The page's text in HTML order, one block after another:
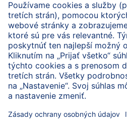
Ochrana
Cookies a pravidlá
Imprint
O